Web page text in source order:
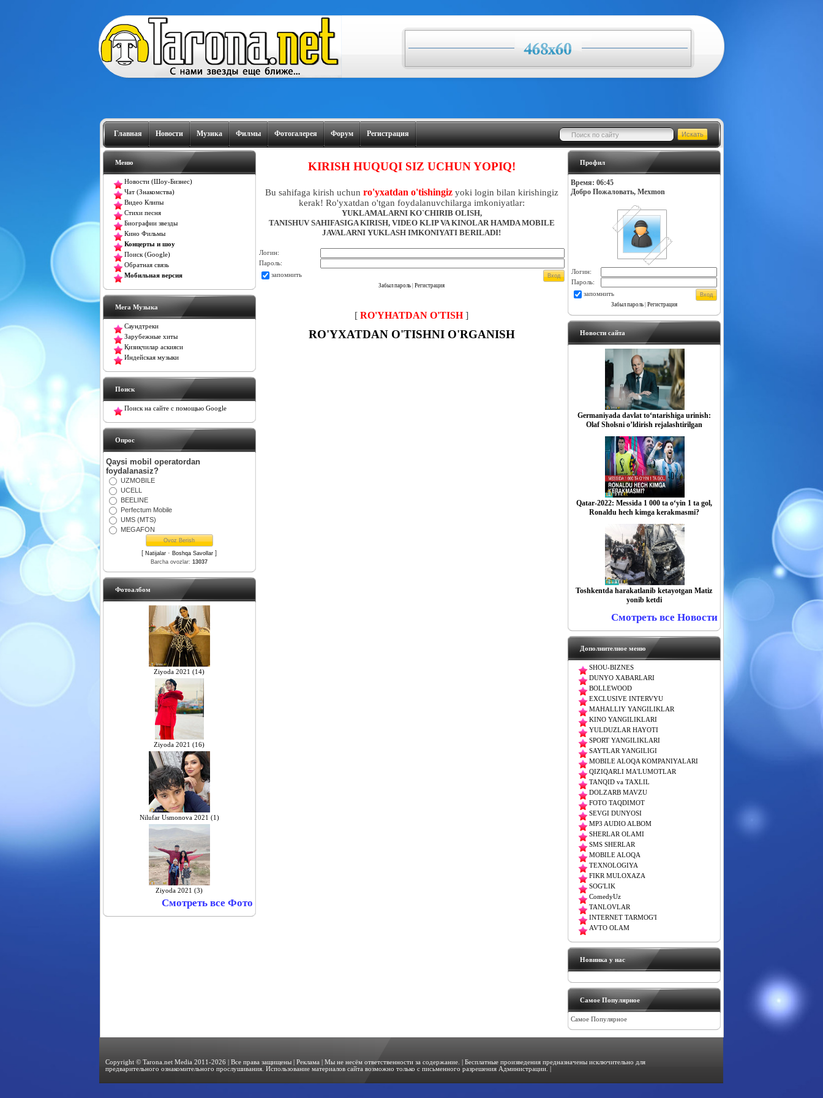
Главная Новости Музика Филмы Фотогалерея Форум Регистрация
Меню
Новости (Шоу-Бизнес)
Чат (Знакомства)
Видео Клипы
Стихи песня
Биографии звезды
Кино Фильмы
Концерты и шоу
Поиск (Google)
Обратная связь
Мобильная версия
Мега Музыка
Саундтреки
Зарубежные хиты
Қизиқчилар аскияси
Индейская музыки
Поиск
Поиск на сайте с помощью Google
Oпрос
Qaysi mobil operatordan
foydalanasiz?
UZMOBILE
UCELL
BEELINE
Perfectum Mobile
UMS (MTS)
MEGAFON
[ Natijalar · Boshqa Savollar ]
Barcha ovozlar: 13037
Фотоалбом
Ziyoda 2021 (14)
Ziyoda 2021 (16)
Nilufar Usmonova 2021 (1)
Ziyoda 2021 (3)
Смотреть все Фото
KIRISH HUQUQI SIZ UCHUN YOPIQ!
Bu sahifaga kirish uchun ro'yxatdan o'tishingizyoki login bilan kirishingiz
kerak! Ro'yxatdan o'tgan foydalanuvchilarga imkoniyatlar:
YUKLAMALARNI KO`CHIRIB OLISH,
TANISHUV SAHIFASIGA KIRISH, VIDEO KLIP VA KINOLAR HAMDA MOBILE
JAVALARNI YUKLASH IMKONIYATI BERILADI!
Логин:
Пароль:
запомнить
Забыл пароль Регистрация
[ RO'YHATDAN O'TISH]
RO'YXATDAN O'TISHNI O'RGANISH
Профил
Время: 06:45
Добро Пожаловать, Mexmon
Логин:
Пароль:
запомнить
Забыл пароль| Регистрация
Новости сайта
Germaniyada davlat to‘ntarishiga urinish:
Olaf Sholsni o’ldirish rejalashtirilgan
Qatar-2022: Messida 1 000 ta o‘yin 1 ta gol,
Ronaldu hech kimga kerakmasmi?
Toshkentda harakatlanib ketayotgan Matiz
yonib ketdi
Смотреть все Новости
Дополнителное меню
SHOU-BIZNES
DUNYO XABARLARI
BOLLEWOOD
EXCLUSIVE INTERVYU
MAHALLIY YANGILIKLAR
KINO YANGILIKLARI
YULDUZLAR HAYOTI
SPORT YANGILIKLARI
SAYTLAR YANGILIGI
MOBILE ALOQA KOMPANIYALARI
QIZIQARLI MA'LUMOTLAR
TANQID va TAXLIL
DOLZARB MAVZU
FOTO TAQDIMOT
SEVGI DUNYOSI
MP3 AUDIO ALBOM
SHERLAR OLAMI
SMS SHERLAR
MOBILE ALOQA
TEXNOLOGIYA
FIKR MULOXAZA
SOG'LIK
ComedyUz
TANLOVLAR
INTERNET TARMOG'I
AVTO OLAM
Новинка у нас
Самое Популярное
Самое Популярное
Copyright © Tarona.net Media 2011-2026 | Все права защищены |Реклама
| Мы не несём ответственности за содержание. | Бесплатные произведения предназначены исключительно для
предварительного ознакомительного прослушивания. Использование материалов сайта возможно только с письменного разрешения Администрации. |